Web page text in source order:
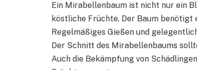
Ein Mirabellenbaum ist nicht nur ein
köstliche Früchte. Der Baum benötigt
Regelmäßiges Gießen und
Der Schnitt des Mirabellenbaums
Auch die Bekämpfung von